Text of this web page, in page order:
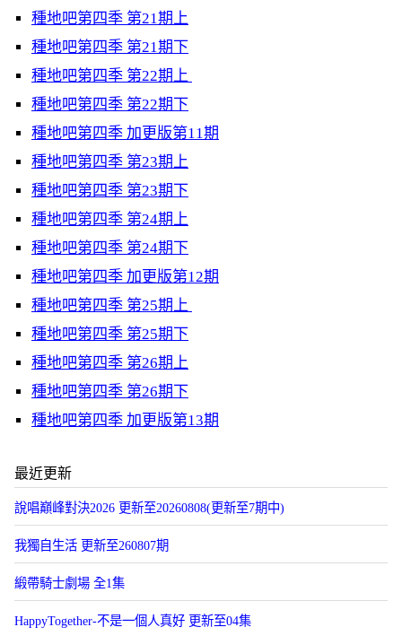
種地吧第四季 第21期上
種地吧第四季 第21期下
種地吧第四季 第22期上
種地吧第四季 第22期下
種地吧第四季 加更版第11期
種地吧第四季 第23期上
種地吧第四季 第23期下
種地吧第四季 第24期上
種地吧第四季 第24期下
種地吧第四季 加更版第12期
種地吧第四季 第25期上
種地吧第四季 第25期下
種地吧第四季 第26期上
種地吧第四季 第26期下
種地吧第四季 加更版第13期
最近更新
說唱巔峰對決2026 更新至20260808(更新至7期中)
我獨自生活 更新至260807期
緞帶騎士劇場 全1集
HappyTogether-不是一個人真好 更新至04集